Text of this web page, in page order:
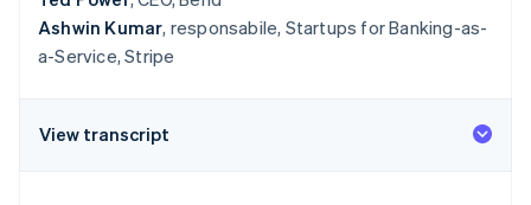
Ashwin Kumar, responsabile, Startups for Banking-as-
a-Service, Stripe
View transcript